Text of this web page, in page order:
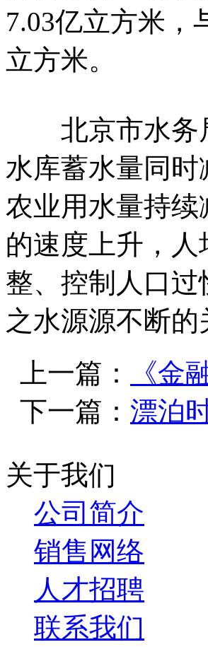
7.03亿立方米，
立方米。
北京市水务局
水库蓄水量同
农业用水量持
的速度上升，
整、控制人口
之水源源不断的
上一篇：
《金
下一篇： 漂泊
关于我们
公司简介
销售网络
人才招聘
联系我们